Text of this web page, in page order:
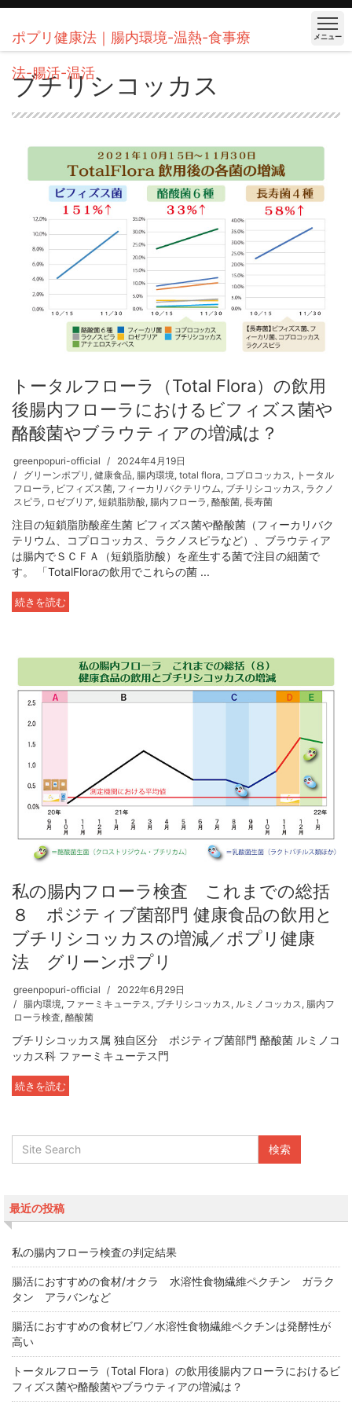
ポプリ健康法｜腸内環境-温熱-食事療
法-腸活-温活
メニュー
ブチリシコッカス
トータルフローラ（Total Flora）の飲用
後腸内フローラにおけるビフィズス菌や
酪酸菌やブラウティアの増減は？
greenpopuri-official
2024年4月19日
グリーンポプリ , 健康食品, 腸内環境, total flora, コプロコッカス, トータル
フローラ , ビフィズス菌, フィーカリバクテリウム, ブチリシコッカス, ラクノ
スピラ , ロゼブリア, 短鎖脂肪酸, 腸内フローラ , 酪酸菌, 長寿菌
注目の短鎖脂肪酸産生菌 ビフィズス菌や酪酸菌（フィーカリバク
テリウム、コプロコッカス、ラクノスピラなど）、ブラウティア
は腸内でＳＣＦＡ（短鎖脂肪酸）を産生する菌で注目の細菌で
す。 「TotalFloraの飲用でこれらの菌 ...
続きを読む
私の腸内フローラ検査 これまでの総括
８ ポジティブ菌部門 健康食品の飲用と
ブチリシコッカスの増減／ポプリ健康
法 グリーンポプリ
greenpopuri-official
2022年6月29日
腸内環境, ファーミキューテス, ブチリシコッカス, ルミノコッカス, 腸内フ
ローラ検査, 酪酸菌
ブチリシコッカス属 独自区分 ポジティブ菌部門 酪酸菌 ルミノコ
ッカス科 ファーミキューテス門
続きを読む
最近の投稿
私の腸内フローラ検査の判定結果
腸活におすすめの食材/オクラ 水溶性食物繊維ペクチン ガラク
タン アラバンなど
腸活におすすめの食材ビワ／水溶性食物繊維ペクチンは発酵性が
高い
トータルフローラ（Total Flora）の飲用後腸内フローラにおけるビ
フィズス菌や酪酸菌やブラウティアの増減は？